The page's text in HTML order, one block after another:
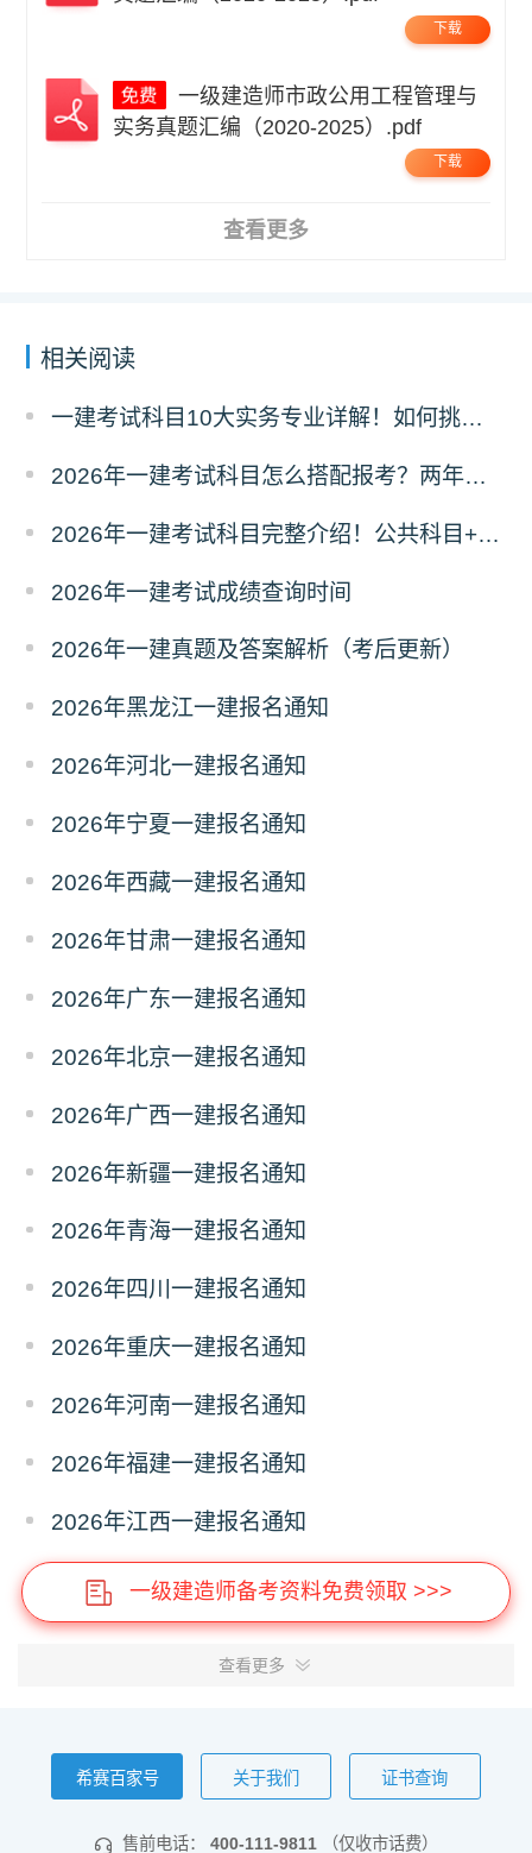
下载
一级建造师市政公用工程管理与
实务真题汇编（2020-2025）.pdf
下载
查看更多
相关阅读
一建考试科目10大实务专业详解！如何挑选？
2026年一建考试科目怎么搭配报考？两年滚动
2026年一建考试科目完整介绍！公共科目+专业科目
2026年一建考试成绩查询时间
2026年一建真题及答案解析（考后更新）
2026年黑龙江一建报名通知
2026年河北一建报名通知
2026年宁夏一建报名通知
2026年西藏一建报名通知
2026年甘肃一建报名通知
2026年广东一建报名通知
2026年北京一建报名通知
2026年广西一建报名通知
2026年新疆一建报名通知
2026年青海一建报名通知
2026年四川一建报名通知
2026年重庆一建报名通知
2026年河南一建报名通知
2026年福建一建报名通知
2026年江西一建报名通知
一级建造师备考资料免费领取 >>>
查看更多
希赛百家号 关于我们 证书查询
售前电话： 400-111-9811 （仅收市话费）